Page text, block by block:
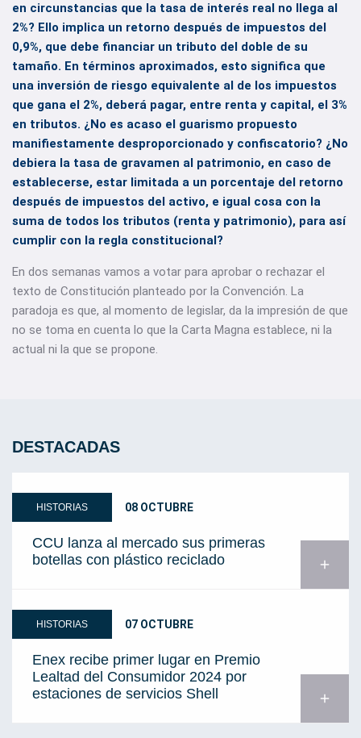
en circunstancias que la tasa de interés real no llega al
2%? Ello implica un retorno después de impuestos del
0,9%, que debe financiar un tributo del doble de su
tamaño. En términos aproximados, esto significa que
una inversión de riesgo equivalente al de los impuestos
que gana el 2%, deberá pagar, entre renta y capital, el 3%
en tributos. ¿No es acaso el guarismo propuesto
manifiestamente desproporcionado y confiscatorio? ¿No
debiera la tasa de gravamen al patrimonio, en caso de
establecerse, estar limitada a un porcentaje del retorno
después de impuestos del activo, e igual cosa con la
suma de todos los tributos (renta y patrimonio), para así
cumplir con la regla constitucional?
En dos semanas vamos a votar para aprobar o rechazar el
texto de Constitución planteado por la Convención. La
paradoja es que, al momento de legislar, da la impresión de que
no se toma en cuenta lo que la Carta Magna establece, ni la
actual ni la que se propone.
DESTACADAS
HISTORIAS 08 OCTUBRE
CCU lanza al mercado sus primeras
botellas con plástico reciclado
add
HISTORIAS 07 OCTUBRE
Enex recibe primer lugar en Premio
Lealtad del Consumidor 2024 por
estaciones de servicios Shell
add